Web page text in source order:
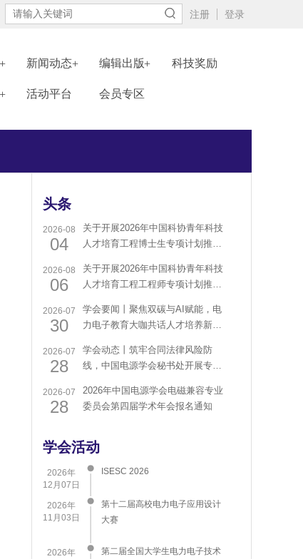
注册 登录
新闻动态 编辑出版 科技奖励
活动平台 会员专区
头条
2026-08
04
关于开展2026年中国科协青年科技
人才培育工程博士生专项计划推荐
2026-08
06
关于开展2026年中国科协青年科技
人才培育工程工程师专项计划推荐
2026-07
30
学会要闻丨聚焦双碳与AI赋能，电
力电子教育大咖共话人才培养新路
2026-07
28
学会动态丨筑牢合同法律风险防
线，中国电源学会秘书处开展专题
2026-07
28
2026年中国电源学会电磁兼容专业
委员会第四届学术年会报名通知
学会活动
2026年
12月07日
ISESC 2026
2026年
11月03日
第十二届高校电力电子应用设计
大赛
2026年
第二届全国大学生电力电子技术